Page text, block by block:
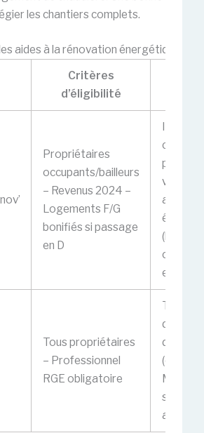
les chantiers complets.
aides à la rénovation énergétique en
Critères
d’éligibilité
Propriétaires
occupants/bailleurs
– Revenus 2024 –
Logements F/G
bonifiés si passage
en D
audits
(hors
en
Tous propriétaires
– Professionnel
RGE obligatoire
Travaux
si